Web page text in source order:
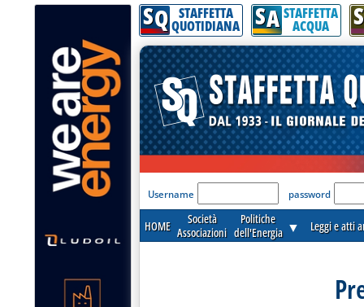
SQ STAFFETTA
QUOTIDIANA SA STAFFETTA
ACQUA S
'Modulo Login per
Username password
HOME
Società
Associazioni
Politiche
dell'Energia ▼ Leggi e atti